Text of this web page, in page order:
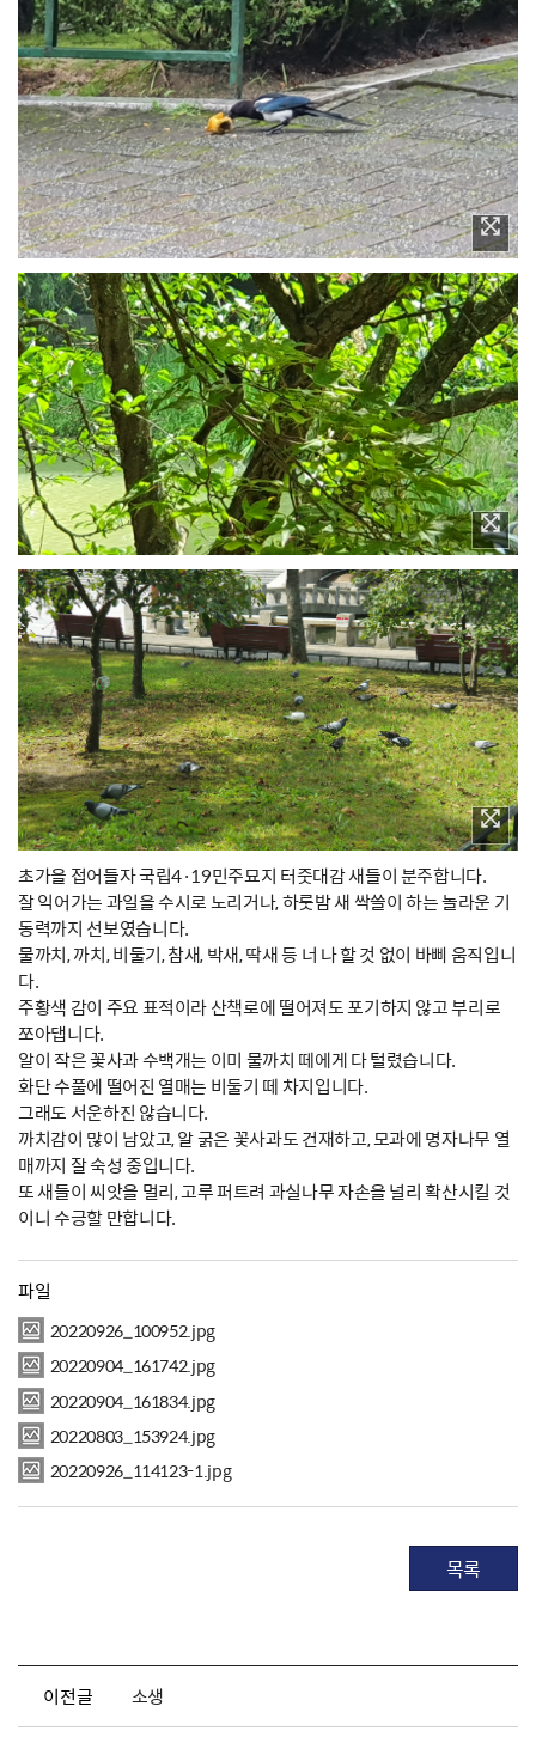
초가을 접어들자 국립4·19민주묘지 터줏대감 새들이 분주합니다.
잘 익어가는 과일을 수시로 노리거나, 하룻밤 새 싹쓸이 하는 놀라운 기
동력까지 선보였습니다.
물까치, 까치, 비둘기, 참새, 박새, 딱새 등 너 나 할 것 없이 바삐 움직입니
다.
주황색 감이 주요 표적이라 산책로에 떨어져도 포기하지 않고 부리로
쪼아댑니다.
알이 작은 꽃사과 수백개는 이미 물까치 떼에게 다 털렸습니다.
화단 수풀에 떨어진 열매는 비둘기 떼 차지입니다.
그래도 서운하진 않습니다.
까치감이 많이 남았고, 알 굵은 꽃사과도 건재하고, 모과에 명자나무 열
매까지 잘 숙성 중입니다.
또 새들이 씨앗을 멀리, 고루 퍼트려 과실나무 자손을 널리 확산시킬 것
이니 수긍할 만합니다.
파일
20220926_100952.jpg
20220904_161742.jpg
20220904_161834.jpg
20220803_153924.jpg
20220926_114123-1.jpg
목록
이전글 소생